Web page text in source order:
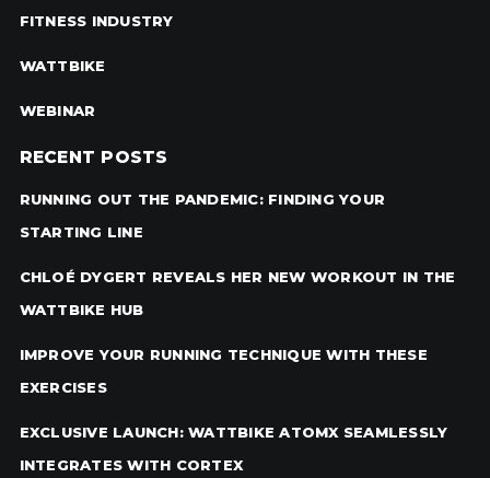
FITNESS INDUSTRY
WATTBIKE
WEBINAR
RECENT POSTS
RUNNING OUT THE PANDEMIC: FINDING YOUR
STARTING LINE
CHLOÉ DYGERT REVEALS HER NEW WORKOUT IN THE
WATTBIKE HUB
IMPROVE YOUR RUNNING TECHNIQUE WITH THESE
EXERCISES
EXCLUSIVE LAUNCH: WATTBIKE ATOMX SEAMLESSLY
INTEGRATES WITH CORTEX